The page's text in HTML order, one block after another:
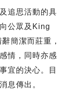
追思活動的具
公眾及King
簡潔而莊重，
情，同時亦感
宜的決心。目
息傳出。